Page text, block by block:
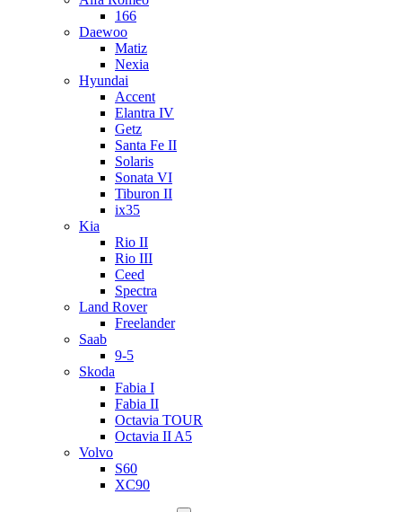
166
Daewoo
Matiz
Nexia
Hyundai
Accent
Elantra IV
Getz
Santa Fe II
Solaris
Sonata VI
Tiburon II
ix35
Kia
Rio II
Rio III
Ceed
Spectra
Land Rover
Freelander
Saab
9-5
Skoda
Fabia I
Fabia II
Octavia TOUR
Octavia II A5
Volvo
S60
XC90